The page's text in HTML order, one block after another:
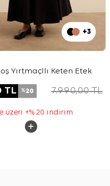
+3
Yırtmaçllı Keten Etek
TL %20 7.990,00TL
üzeri +% 20 indirim